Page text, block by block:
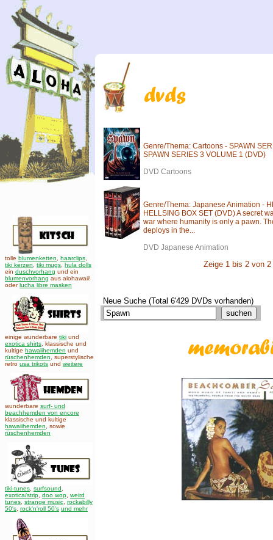
tolle blumenketten haarclips
tiki kerzen
tiki mugs hula dolls
ein duschvorhang und ein
blumenvorhang aus alohawaii!
oderlucha libre masken
einige wunderbare tiki und
exotica shirts , klassische und
kultige hawaiihemden und
rüschenhemden , superstylische
retro usa trikots und weitere
wunderbare surf- und
beachhemden von encore
klassische und kultige
hawaiihemden
sowie
rüschenhemden
tiki-tunes surfsound
exotica/strip doo wop weird
tunes strange music rockabilly
50's rock'n'roll 50's und mehr
Genre/Thema: Cartoons - SPAWN
SPAWN SERIES 3 VOLUME 1 (DVD)
DVD Cartoons
Genre/Thema: Japanese Animation -
HELLSING BOX SET (DVD) A secret
war where humanity is only a pawn.
deploys in the...
DVD Japanese Animation
Zeige 1 bis 2 von 2
Neue Suche (Total 6'429 DVDs vorhanden)